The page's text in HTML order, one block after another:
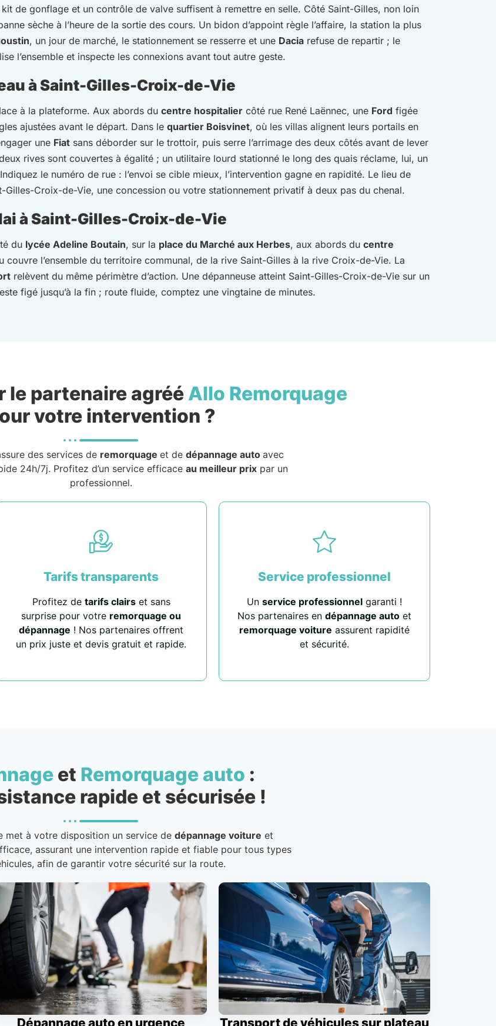
de gonflage et un contrôle de valve suffisent à remettre en selle. Côté Saint-Gilles, non loin
sèche à l’heure de la sortie des cours. Un bidon d’appoint règle l’affaire, la station la plus
, un jour de marché, le stationnement se resserre et une Dacia refuse de repartir ; le
l’ensemble et inspecte les connexions avant tout autre geste.
à Saint-Gilles-Croix-de-Vie
à la plateforme. Aux abords du centre hospitalier côté rue René Laënnec, une Ford figée
ajustées avant le départ. Dans le quartier Boisvinet, où les villas alignent leurs portails en
une Fiat sans déborder sur le trottoir, puis serre l’arrimage des deux côtés avant de lever
rives sont couvertes à égalité ; un utilitaire lourd stationné le long des quais réclame, lui, un
le numéro de rue : l’envoi se cible mieux, l’intervention gagne en rapidité. Le lieu de
Gilles-Croix-de-Vie, une concession ou votre stationnement privatif à deux pas du chenal.
à Saint-Gilles-Croix-de-Vie
du lycée Adeline Boutain, sur la place du Marché aux Herbes, aux abords du centre
couvre l’ensemble du territoire communal, de la rive Saint-Gilles à la rive Croix-de-Vie. La
relèvent du même périmètre d’action. Une dépanneuse atteint Saint-Gilles-Croix-de-Vie sur un
figé jusqu’à la fin ; route fluide, comptez une vingtaine de minutes.
le partenaire agréé Allo Remorquage
votre intervention ?
des services de remorquage et de dépannage auto avec
24h/7j. Profitez d’un service efficace au meilleur prix par un
professionnel.
Tarifs transparents
Profitez de tarifs clairset sans
surprise pour votre remorquage ou
dépannage ! Nos partenaires offrent
un prix juste et devis gratuit et rapide.
Service professionnel
Un service professionnel garanti !
Nos partenaires en dépannage auto et
remorquage voiture assurent rapidité
et sécurité.
et Remorquage auto :
rapide et sécurisée !
met à votre disposition un service de dépannage voiture et
assurant une intervention rapide et fiable pour tous types
afin de garantir votre sécurité sur la route.
Dépannage auto en urgence Transport de véhicules sur plateau